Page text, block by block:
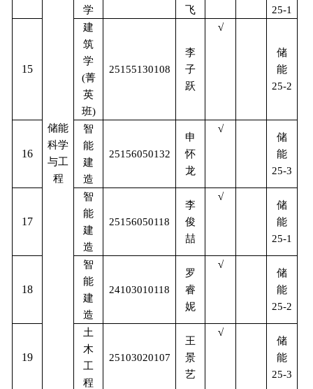
储能
科学
与工
程
学 飞 25-1
15
建
筑
学
(菁
英
班)
25155130108
李
子
跃
√
储
能
25-2
16
智
能
建
造
25156050132
申
怀
龙
√
储
能
25-3
17
智
能
建
造
25156050118
李
俊
喆
√
储
能
25-1
18
智
能
建
造
24103010118
罗
睿
妮
√
储
能
25-2
19
土
木
工
程
25103020107
王
景
艺
√
储
能
25-3